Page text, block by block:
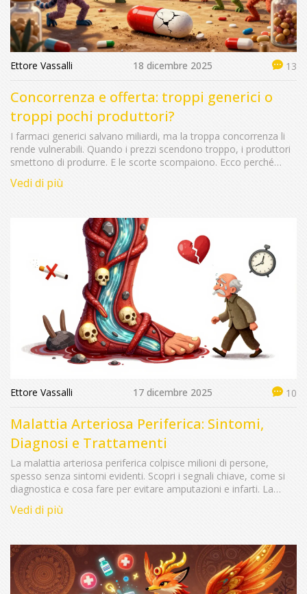
Ettore Vassalli 18 dicembre 2025 13
Concorrenza e offerta: troppi generici o
troppi pochi produttori?
I farmaci generici salvano miliardi, ma la troppa concorrenza li
rende vulnerabili. Quando i prezzi scendono troppo, i produttori
smettono di produrre. E le scorte scompaiono. Ecco perché
Vedi di più
Ettore Vassalli 17 dicembre 2025 10
Malattia Arteriosa Periferica: Sintomi,
Diagnosi e Trattamenti
La malattia arteriosa periferica colpisce milioni di persone,
spesso senza sintomi evidenti. Scopri i segnali chiave, come si
diagnostica e cosa fare per evitare amputazioni e infarti. La
Vedi di più